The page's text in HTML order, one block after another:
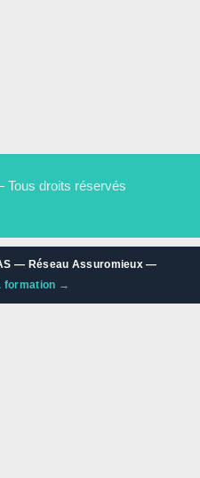
Tous droits réservés
— Réseau Assuromieux —
formation →